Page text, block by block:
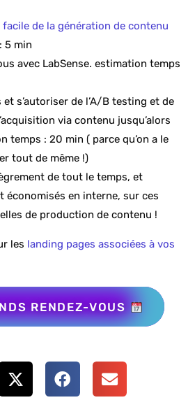
de la génération de contenu
5 min
avec LabSense. estimation temps
s’autoriser de l’A/B testing et de
via contenu jusqu’alors
temps : 20 min ( parce qu’on a le
tout de même !)
de tout le temps, et
économisés en interne, sur ces
de production de contenu !
les landing pages associées à vos
RENDEZ-VOUS